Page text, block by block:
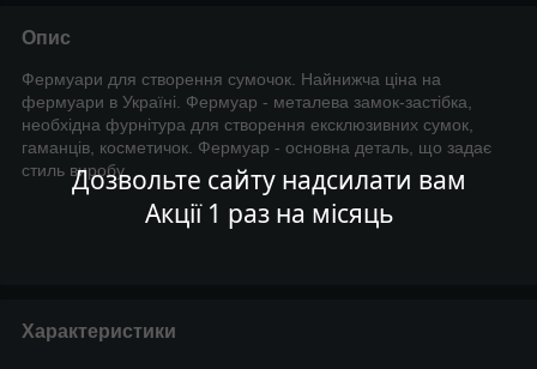
Дозвольте сайту надсилати вам
Акції 1 раз на місяць
Опис
Фермуари для створення сумочок. Найнижча ціна на
фермуари в Україні. Фермуар - металева замок-застібка,
необхідна фурнітура для створення ексклюзивних сумок,
гаманців, косметичок. Фермуар - основна деталь, що задає
стиль виробу.
Характеристики